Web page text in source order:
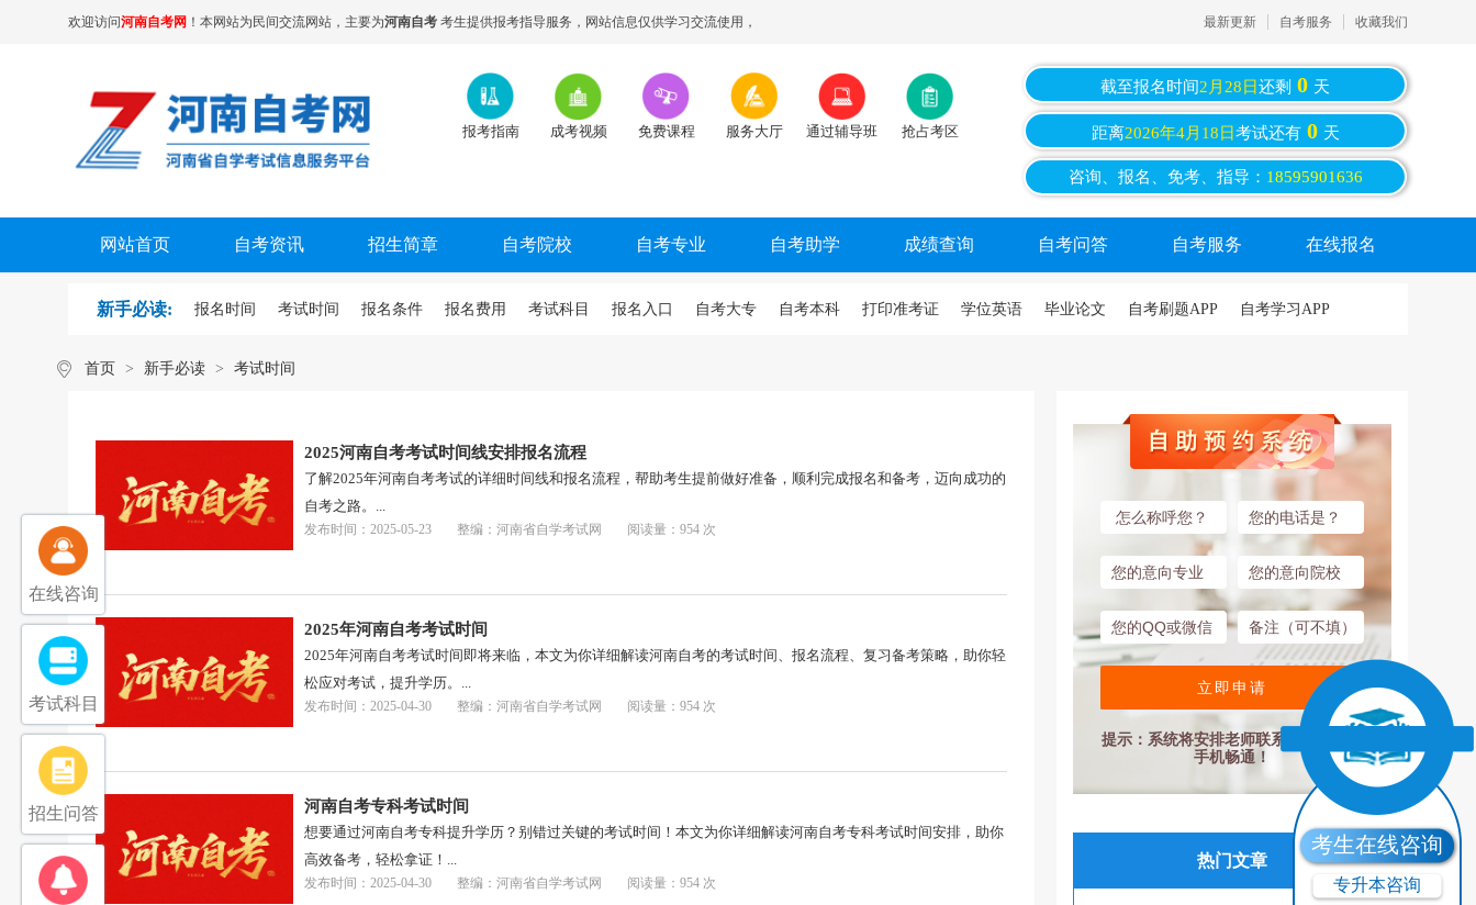
欢迎访问河南自考网 ！本网站为民间交流网站，主要为河南自考 考生提供报考指导服务，网站信息仅供学习交流使用， 最新更新 自考服务 收藏我们
报考指南 成考视频 免费课程 服务大厅 通过辅导班 抢占考区
截至报名时间2月28日还剩 0 天
距离2026年4月18日考试还有 0 天
咨询、报名、免考、指导： 18595901636
网站首页 自考资讯 招生简章 自考院校 自考专业 自考助学 成绩查询 自考问答 自考服务 在线报名
新手必读: 报名时间 考试时间 报名条件 报名费用 考试科目 报名入口 自考大专 自考本科 打印准考证 学位英语 毕业论文 自考刷题APP 自考学习APP
首页 > 新手必读 > 考试时间
2025河南自考考试时间线安排报名流程
了解2025年河南自考考试的详细时间线和报名流程，帮助考生提前做好准备，顺利完成报名和备考，迈向成功的
自考之路。...
发布时间：2025-05-23 整编：河南省自学考试网 阅读量：954 次
2025年河南自考考试时间
2025年河南自考考试时间即将来临，本文为你详细解读河南自考的考试时间、报名流程、复习备考策略，助你轻
松应对考试，提升学历。...
发布时间：2025-04-30 整编：河南省自学考试网 阅读量：954 次
河南自考专科考试时间
想要通过河南自考专科提升学历？别错过关键的考试时间！本文为你详细解读河南自考专科考试时间安排，助你
高效备考，轻松拿证！...
发布时间：2025-04-30 整编：河南省自学考试网 阅读量：954 次
立即申请
提示：系统将安排老师联系您，请保持
手机畅通！
热门文章
考生在线咨询
专升本咨询
在线咨询
考试科目
招生问答